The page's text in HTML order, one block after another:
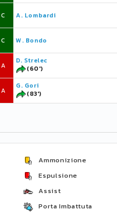
C A. Lombardi
C W. Bondo
A
D. Strelec
(60')
A
G. Gori
(83')
Ammonizione
Espulsione
Assist
Porta Imbattuta